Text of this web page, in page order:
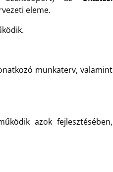
eleme.
munkaterv, valamint
azok fejlesztésében,